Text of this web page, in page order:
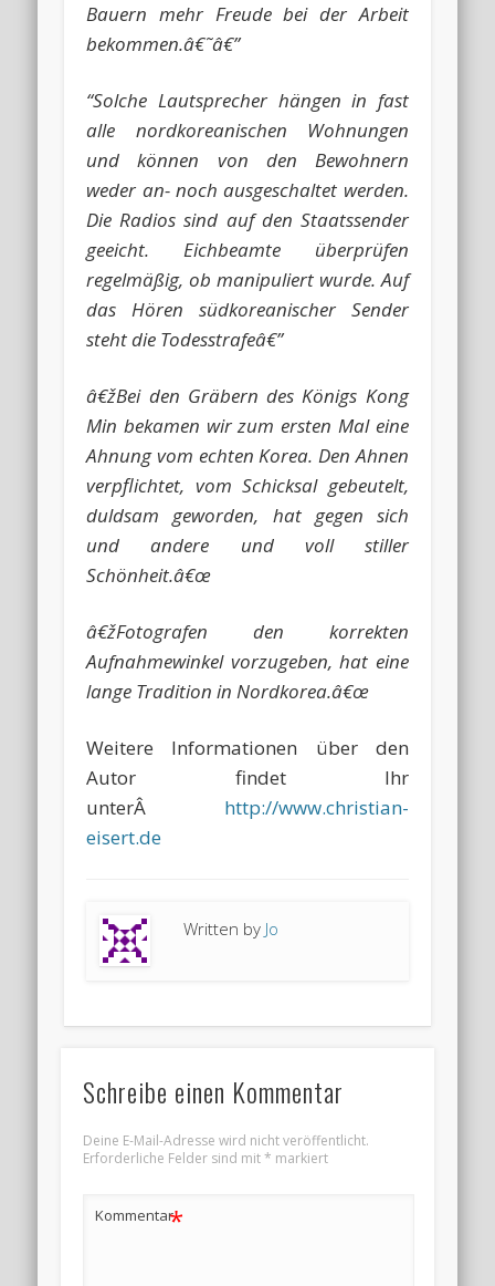
Bauern mehr Freude bei der Arbeit
bekommen.â€˜â€”
“Solche Lautsprecher hängen in fast
alle nordkoreanischen Wohnungen
und können von den Bewohnern
weder an- noch ausgeschaltet werden.
Die Radios sind auf den Staatssender
geeicht. Eichbeamte überprüfen
regelmäßig, ob manipuliert wurde. Auf
das Hören südkoreanischer Sender
steht die Todesstrafeâ€”
â€žBei den Gräbern des Königs Kong
Min bekamen wir zum ersten Mal eine
Ahnung vom echten Korea. Den Ahnen
verpflichtet, vom Schicksal gebeutelt,
duldsam geworden, hat gegen sich
und andere und voll stiller
Schönheit.â€œ
â€žFotografen den korrekten
Aufnahmewinkel vorzugeben, hat eine
lange Tradition in Nordkorea.â€œ
Weitere Informationen über den
Autor findet Ihr
unterÂ http://www.christian-
eisert.de
Written by Jo
Schreibe einen Kommentar
Deine E-Mail-Adresse wird nicht veröffentlicht.
Erforderliche Felder sind mit* markiert
Kommentar*